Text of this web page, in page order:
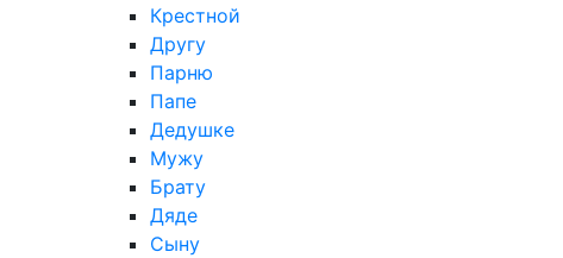
Крестной
Другу
Парню
Папе
Дедушке
Мужу
Брату
Дяде
Сыну